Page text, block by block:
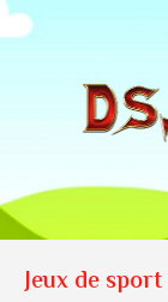
Jeux de sport